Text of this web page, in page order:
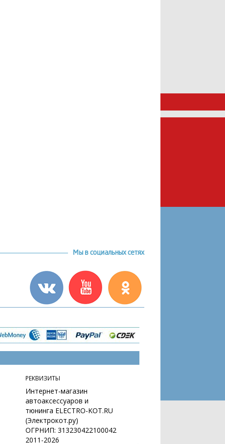
Мы в социальных сетях
РЕКВИЗИТЫ
Интернет-магазин
автоаксессуаров и
тюнинга ELECTRO-KOT.RU
(Электрокот.ру)
ОГРНИП: 313230422100042
2011-2026